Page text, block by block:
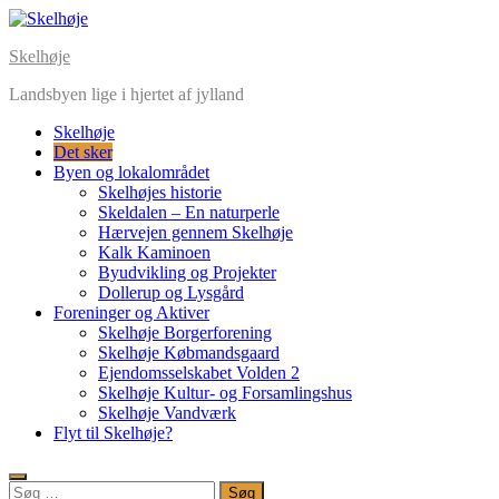
Skip
content
Skelhøje
Landsbyen lige i hjertet af jylland
Skelhøje
Det sker
Byen og lokalområdet
Skelhøjes historie
Skeldalen – En naturperle
Hærvejen gennem Skelhøje
Kalk Kaminoen
Byudvikling og Projekter
Dollerup og Lysgård
Foreninger og Aktiver
Skelhøje Borgerforening
Skelhøje Købmandsgaard
Ejendomsselskabet Volden 2
Skelhøje Kultur- og Forsamlingshus
Skelhøje Vandværk
Flyt til Skelhøje?
Søg